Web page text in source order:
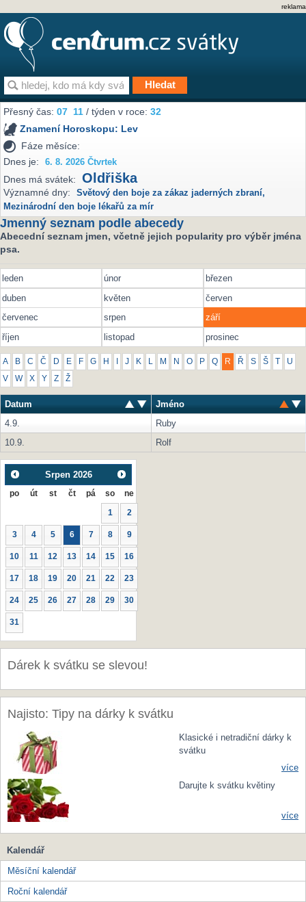
reklama
Přesný čas:07 11 / týden v roce:32
Znamení Horoskopu: Lev
Fáze měsíce:
Dnes je:
6. 8. 2026 Čtvrtek
Dnes má svátek: Oldřiška
Významné dny: Světový den boje za zákaz jaderných zbraní,
Mezinárodní den boje lékařů za mír
Jmenný seznam podle abecedy
Abecední seznam jmen, včetně jejich popularity pro výběr jména
psa.
leden únor
březen
duben
květen
červen
červenec
srpen
září
říjen
listopad prosinec
A B C Č D E F G H J K L M N O P Q R Ř S Š U
V W X Y Z Ž
Datum
Jméno
4.9.
Ruby
10.9.
Rolf
Srpen 2026
po út st čt pá so ne
1 2
3 4 5 6 7 8 9
10 11 12 13 14 15 16
17 18 19 20 21 22 23
24 25 26 27 28 29 30
31
Dárek k svátku se slevou!
Najisto: Tipy na dárky k svátku
Klasické i netradiční dárky k
svátku
více
Darujte k svátku květiny
více
Kalendář
Měsíční kalendář
Roční kalendář